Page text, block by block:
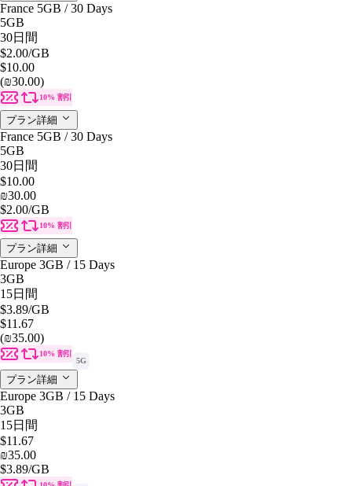
France 5GB / 30 Days
5GB
30日間
$2.00/GB
$10.00
(₪30.00)
10% 割引
プラン詳細
France 5GB / 30 Days
5GB
30日間
$10.00
₪30.00
$2.00/GB
10% 割引
プラン詳細
Europe 3GB / 15 Days
3GB
15日間
$3.89/GB
$11.67
(₪35.00)
10% 割引
5G
プラン詳細
Europe 3GB / 15 Days
3GB
15日間
$11.67
₪35.00
$3.89/GB